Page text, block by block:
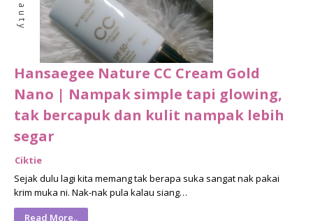
Hansaegee Nature CC Cream Gold
Nano | Nampak simple tapi glowing,
tak bercapuk dan kulit nampak lebih
segar
Ciktie
Sejak dulu lagi kita memang tak berapa suka sangat nak pakai
krim muka ni. Nak-nak pula kalau siang…
Read More..